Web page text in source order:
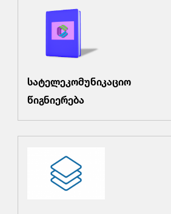
სატელეკომუნიკაციო
წიგნიერება